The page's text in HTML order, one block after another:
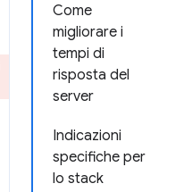
Come
migliorare i
tempi di
risposta del
server
Indicazioni
specifiche per
lo stack